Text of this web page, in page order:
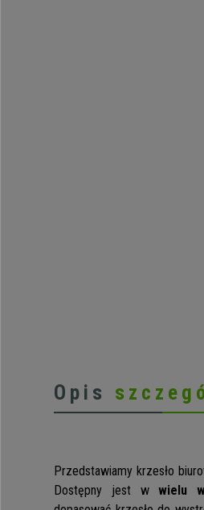
Opis
Przedstawiamy krzesło
Dostępny jest wwielu